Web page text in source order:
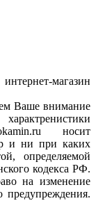
магазин
Ваше внимание
носит
и ни при каких
определяемой
кодекса РФ.
на изменение
предупреждения.